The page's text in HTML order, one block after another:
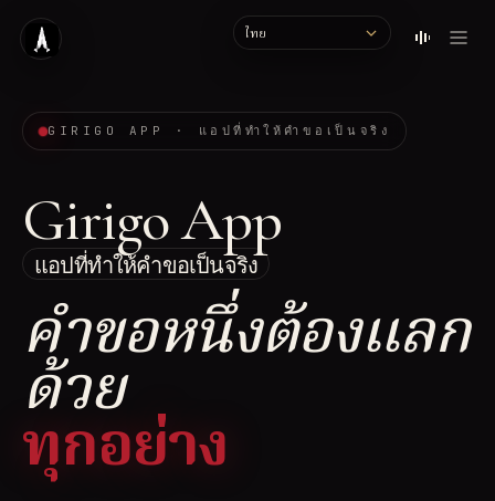
Language
GIRIGO APP · แอปที่ทำให้คำขอเป็นจริง
Girigo App
แอปที่ทำให้คำขอเป็นจริง
คำขอหนึ่งต้องแลก
ด้วย
ทุกอย่าง